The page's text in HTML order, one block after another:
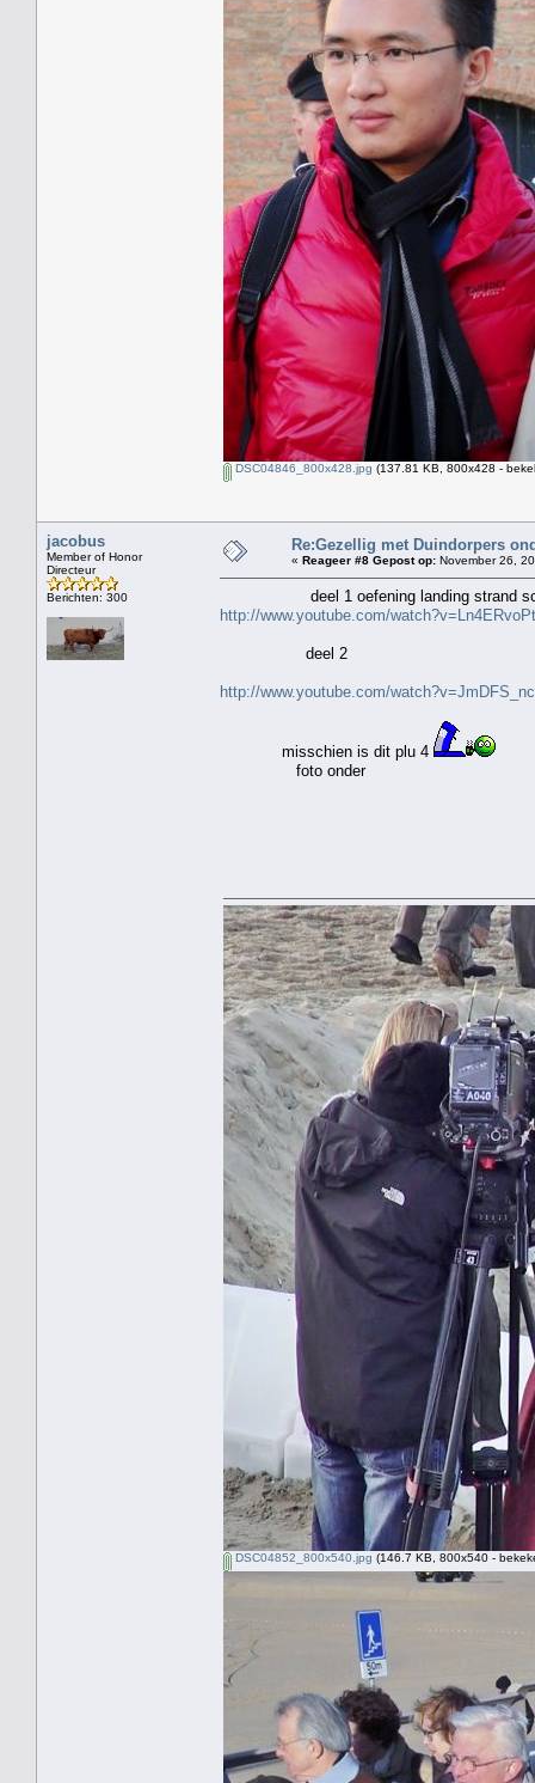
DSC04846_800x428.jpg (137.81 KB, 800x428 -
jacobus
Member of Honor
Directeur
Berichten: 300
Re:Gezellig met Duindorpers
« Reageer #8 Gepost op: November 26,
deel 1 oefening landing strand
http://www.youtube.com/
deel 2
http://www.youtube.com/
misschien is dit plu 4
foto onder
DSC04852_800x540.jpg (146.7 KB, 800x540 -